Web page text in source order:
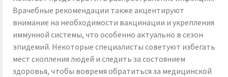
Врачебные рекомендации также акцентируют
внимание на необходимости вакцинации и укрепления
иммунной системы, что особенно актуально в сезон
эпидемий. Некоторые специалисты советуют избегать
мест скопления людей и следить за состоянием
здоровья, чтобы вовремя обратиться за медицинской